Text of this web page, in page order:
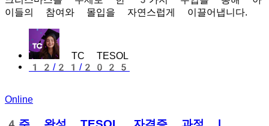
이들의 참여와 몰입을 자연스럽게 이끌어냅니다.
TC TESOL
12/21/2025
Online